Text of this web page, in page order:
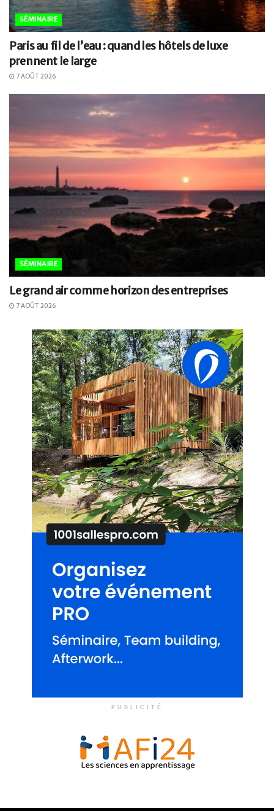
SÉMINAIRE
Paris au fil de l’eau : quand les hôtels de luxe
prennent le large
7 AOÛT 2026
SÉMINAIRE
Le grand air comme horizon des entreprises
7 AOÛT 2026
PUBLICITÉ